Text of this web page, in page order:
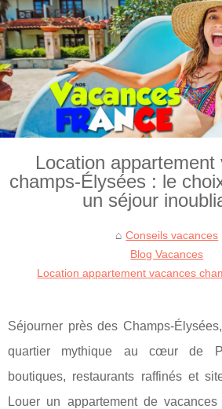
Location appartement
champs-Élysées : le
un séjour
Conseils vacances
Blog Vacances
Location appartement vacances
Séjourner près des Champs-
quartier mythique au cœur de
boutiques, restaurants raffinés et
Louer un appartement de